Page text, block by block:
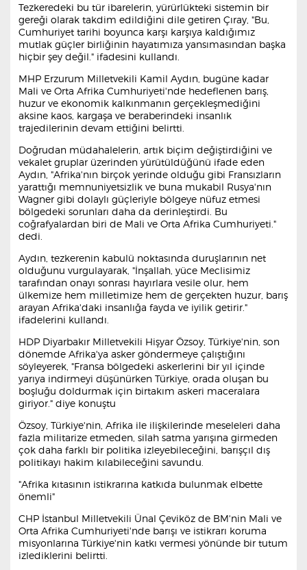
Tezkeredeki bu tür ibarelerin, yürürlükteki sistemin bir
gereği olarak takdim edildiğini dile getiren Çıray, "Bu,
Cumhuriyet tarihi boyunca karşı karşıya kaldığımız
mutlak güçler birliğinin hayatımıza yansımasından başka
hiçbir şey değil." ifadesini kullandı.
MHP Erzurum Milletvekili Kamil Aydın, bugüne kadar
Mali ve Orta Afrika Cumhuriyeti'nde hedeflenen barış,
huzur ve ekonomik kalkınmanın gerçekleşmediğini
aksine kaos, kargaşa ve beraberindeki insanlık
trajedilerinin devam ettiğini belirtti.
Doğrudan müdahalelerin, artık biçim değiştirdiğini ve
vekalet gruplar üzerinden yürütüldüğünü ifade eden
Aydın, "Afrika'nın birçok yerinde olduğu gibi Fransızların
yarattığı memnuniyetsizlik ve buna mukabil Rusya'nın
Wagner gibi dolaylı güçleriyle bölgeye nüfuz etmesi
bölgedeki sorunları daha da derinleştirdi. Bu
coğrafyalardan biri de Mali ve Orta Afrika Cumhuriyeti."
dedi.
Aydın, tezkerenin kabulü noktasında duruşlarının net
olduğunu vurgulayarak, "İnşallah, yüce Meclisimiz
tarafından onayı sonrası hayırlara vesile olur, hem
ülkemize hem milletimize hem de gerçekten huzur, barış
arayan Afrika'daki insanlığa fayda ve iyilik getirir."
ifadelerini kullandı.
HDP Diyarbakır Milletvekili Hişyar Özsoy, Türkiye'nin, son
dönemde Afrika'ya asker göndermeye çalıştığını
söyleyerek, "Fransa bölgedeki askerlerini bir yıl içinde
yarıya indirmeyi düşünürken Türkiye, orada oluşan bu
boşluğu doldurmak için birtakım askeri maceralara
giriyor." diye konuştu
Özsoy, Türkiye'nin, Afrika ile ilişkilerinde meseleleri daha
fazla militarize etmeden, silah satma yarışına girmeden
çok daha farklı bir politika izleyebileceğini, barışçıl dış
politikayı hakim kılabileceğini savundu.
"Afrika kıtasının istikrarına katkıda bulunmak elbette
önemli"
CHP İstanbul Milletvekili Ünal Çeviköz de BM'nin Mali ve
Orta Afrika Cumhuriyeti'nde barışı ve istikrarı koruma
misyonlarına Türkiye'nin katkı vermesi yönünde bir tutum
izlediklerini belirtti.